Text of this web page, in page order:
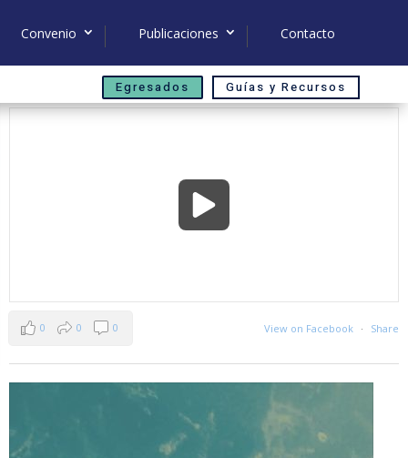
Convenio Publicaciones Contacto
Egresados
Guías y Recursos
View on Facebook · Share
0 0 0